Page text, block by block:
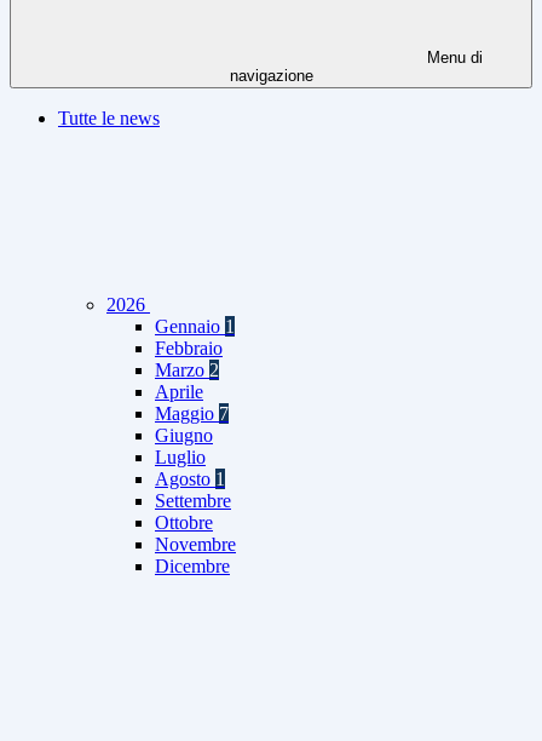
Menu di
navigazione
Tutte le news
2026
Gennaio 1
Febbraio
Marzo 2
Aprile
Maggio 7
Giugno
Luglio
Agosto 1
Settembre
Ottobre
Novembre
Dicembre